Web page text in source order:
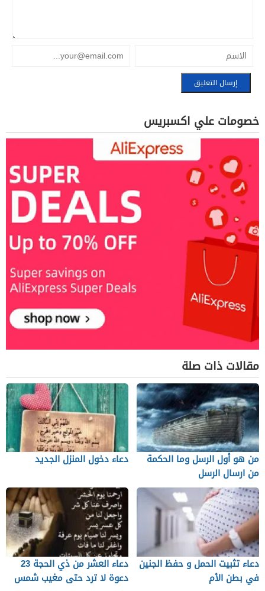
خصومات علي اكسبريس
مقالات ذات صلة
من هو أول الرسل وما الحكمة
من ارسال الرسل
دعاء دخول المنزل الجديد
دعاء تثبيت الحمل و حفظ الجنين
في بطن الأم
دعاء العشر من ذي الحجة 23
دعوة لا ترد حتى مغيب شمس